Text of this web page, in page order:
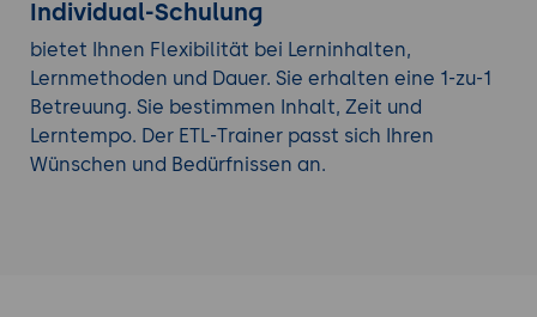
Individual-Schulung
bietet Ihnen Flexibilität bei Lerninhalten,
Lernmethoden und Dauer. Sie erhalten eine 1-zu-1
Betreuung. Sie bestimmen Inhalt, Zeit und
Lerntempo. Der ETL-Trainer passt sich Ihren
Wünschen und Bedürfnissen an.